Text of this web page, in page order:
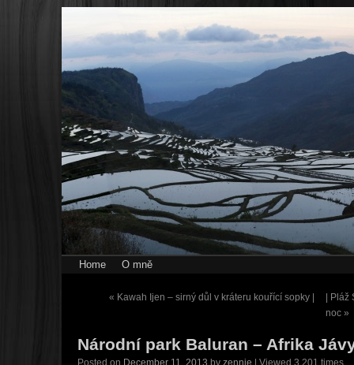
Home O mně
« Kawah Ijen – sirný důl v kráteru kouřící sopky |
|
noc »
Národní park Baluran – Afrika
Posted on December 11, 2013 by zennie | Viewed 3,201 times.